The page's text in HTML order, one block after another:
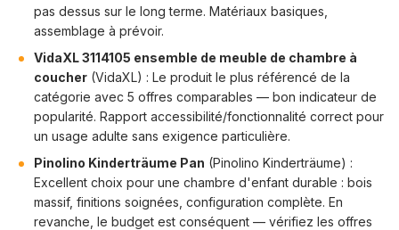
pas dessus sur le long terme. Matériaux basiques,
assemblage à prévoir.
VidaXL 3114105 ensemble de meuble de chambre à
coucher (VidaXL) : Le produit le plus référencé de la
catégorie avec 5 offres comparables — bon indicateur de
popularité. Rapport accessibilité/fonctionnalité correct pour
un usage adulte sans exigence particulière.
Pinolino Kinderträume Pan (Pinolino Kinderträume) :
Excellent choix pour une chambre d'enfant durable : bois
massif, finitions soignées, configuration complète. En
revanche, le budget est conséquent — vérifiez les offres